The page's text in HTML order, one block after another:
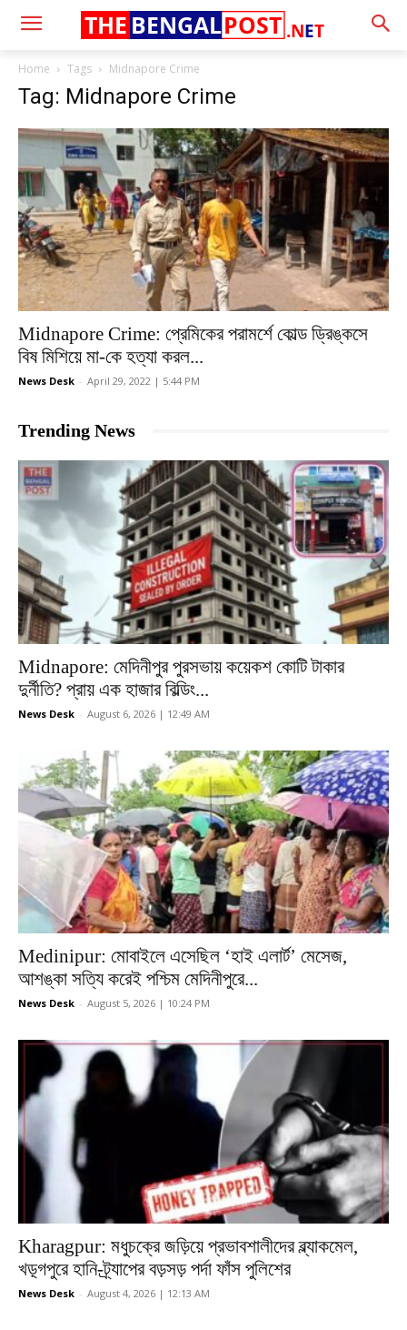
.NET
THE BENGALPOST
Home Tags Midnapore Crime
Tag: Midnapore Crime
Midnapore Crime: প্রেমিকের পরামর্শে কোল্ড ড্রিঙ্কসে
বিষ মিশিয়ে মা-কে হত্যা করল...
News Desk - April 29, 2022 | 5:44 PM
Trending News
Midnapore: মেদিনীপুর পুরসভায় কয়েকশ কোটি টাকার
দুর্নীতি? প্রায় এক হাজার বিল্ডিং...
News Desk - August 6, 2026 | 12:49 AM
Medinipur: মোবাইলে এসেছিল ‘হাই এলার্ট’ মেসেজ,
আশঙ্কা সত্যি করেই পশ্চিম মেদিনীপুরে...
News Desk - August 5, 2026 | 10:24 PM
Kharagpur: মধুচক্রে জড়িয়ে প্রভাবশালীদের ব্ল্যাকমেল,
খড়্গপুরে হানি-ট্র্যাপের বড়সড় পর্দা ফাঁস পুলিশের
News Desk - August 4, 2026 | 12:13 AM